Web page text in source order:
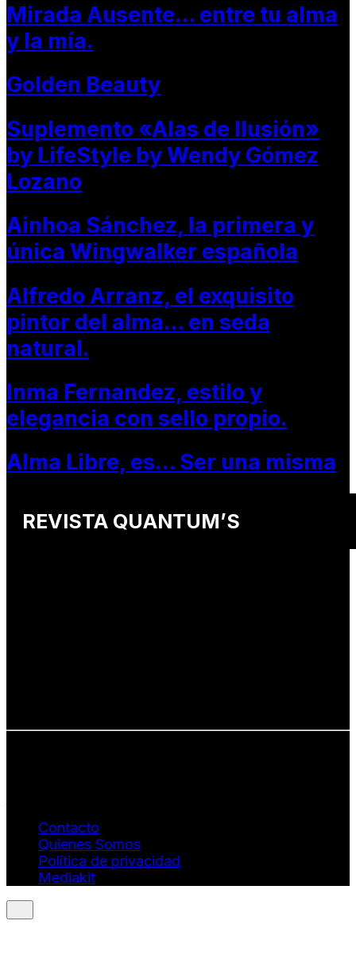
Mirada Ausente… entre tu alma
y la mía.
Golden Beauty
Suplemento «Alas de Ilusión»
by LifeStyle by Wendy Gómez
Lozano
Ainhoa Sánchez, la primera y
única Wingwalker española
Alfredo Arranz, el exquisito
pintor del alma… en seda
natural.
Inma Fernandez, estilo y
elegancia con sello propio.
Alma Libre, es… Ser una misma
REVISTA QUANTUM’S
Contacto
Quienes Somos
Política de privacidad
Mediakit